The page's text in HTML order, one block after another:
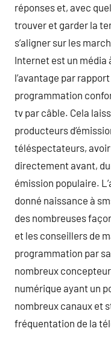
réponses et, avec
trouver et garder la
s’aligner sur les
Internet est un média
l’avantage par
programmation
tv par câble. Cela
producteurs
téléspectateurs,
directement avant,
émission populaire.
donné naissance à
des nombreuses
et les conseillers de
programmation par
nombreux
numérique ayant un
nombreux canaux et
fréquentation de la